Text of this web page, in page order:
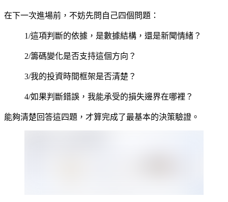
在下一次進場前，不妨先問自己四個問題：
1/這項判斷的依據，是數據結構，還是新聞情緒？
2/籌碼變化是否支持這個方向？
3/我的投資時間框架是否清楚？
4/如果判斷錯誤，我能承受的損失邊界在哪裡？
能夠清楚回答這四題，才算完成了最基本的決策驗證。